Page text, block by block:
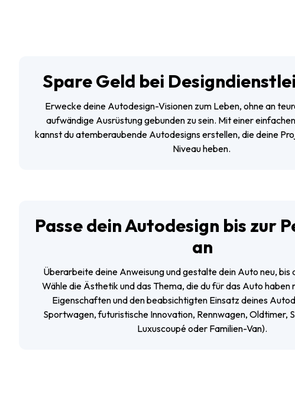
Spare Geld bei
Erwecke deine Autodesign-Visionen zum Leben, ohne an
aufwändige Ausrüstung gebunden zu sein. Mit einer
kannst du atemberaubende Autodesigns erstellen, die deine
Niveau heben.
Passe dein Autodesign bis zur
an
Überarbeite deine Anweisung und gestalte dein Auto neu, bis
Wähle die Ästhetik und das Thema, die du für das Auto haben
Eigenschaften und den beabsichtigten Einsatz deines
Sportwagen, futuristische Innovation, Rennwagen, Oldtimer,
Luxuscoupé oder Familien-Van).